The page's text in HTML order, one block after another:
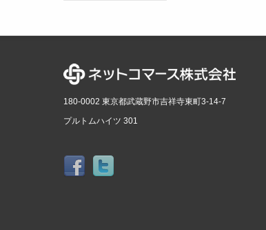
180-0002 東京都武蔵野市吉祥寺東町3-14-7
プルトムハイツ 301